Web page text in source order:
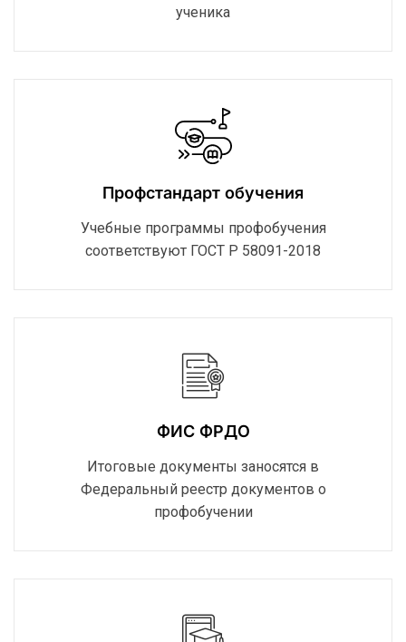
ученика
Профстандарт обучения
Учебные программы профобучения
соответствуют ГОСТ Р 58091-2018
ФИС ФРДО
Итоговые документы заносятся в
Федеральный реестр документов о
профобучении